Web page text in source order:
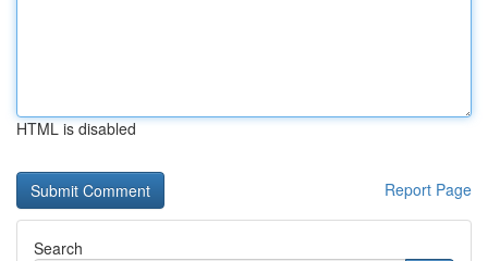
HTML is disabled
Report Page
Search